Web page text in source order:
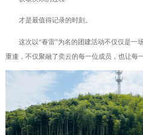
才是最值得记录的时刻。
这次以“春雷”为名的团建活动不仅仅是一
重逢，不仅聚融了奕云的每一位成员，也让每